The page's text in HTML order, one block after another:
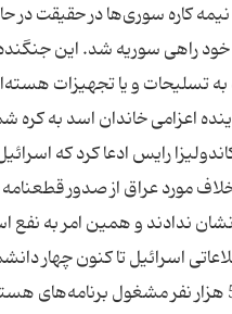
کاره سوری‌ها در حقیقت
راهی سوریه شد. این
اعزامی‌ خاندان اسد به کره
رایس ادعا کرد که
مورد عراق از صدور
ندادند و همین امر به نفع
اسرائیل تا کنون چهار
ادعا می‌کنند که در ایران حداقل 5 هزار